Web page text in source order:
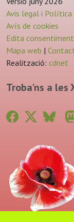
Avis legal i
Avís de cookies
Edita
Mapa web |
Realització: cdnet
Troba'ns a les